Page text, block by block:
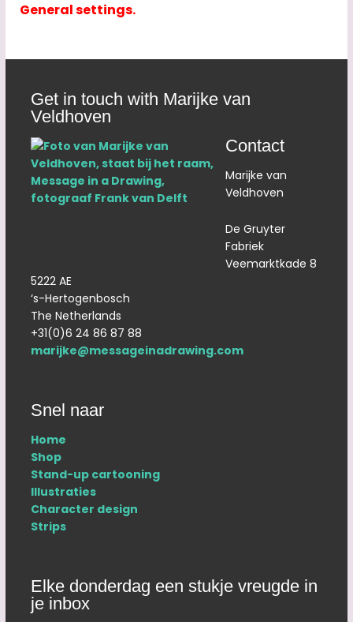
General settings.
Get in touch with Marijke van
Veldhoven
Contact
Marijke van
Veldhoven
De Gruyter
Fabriek
Veemarktkade 8
5222 AE
‘s-Hertogenbosch
The Netherlands
+31(0)6 24 86 87 88
marijke@messageinadrawing.com
Snel naar
Home
Shop
Stand-up cartooning
Illustraties
Character design
Strips
Elke donderdag een stukje vreugde in
je inbox